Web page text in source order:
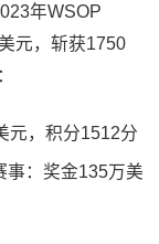
年WSOP
元，斩获1750
元，积分1512分
事：奖金135万美